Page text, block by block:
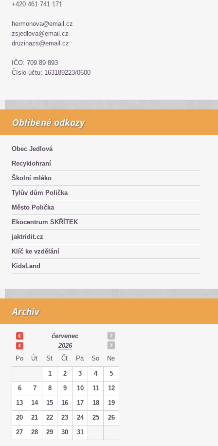
+420 461 741 171
hermonova@email.cz
zsjedlova@email.cz
druzinazs@email.cz
IČO: 709 89 893
Číslo účtu: 163189223/0600
Oblíbené odkazy
Obec Jedlová
Recyklohraní
Školní mléko
Tylův dům Polička
Město Polička
Ekocentrum SKŘÍTEK
jaktridit.cz
Klíč ke vzdělání
KidsLand
Archiv
červenec
2026
Po
Út St Čt Pá So Ne
1 2 3 4
5
6
7 8 9 10 11
12
13
14 15 16 17 18
19
20
21 22 23 24 25
26
27
28 29 30 31